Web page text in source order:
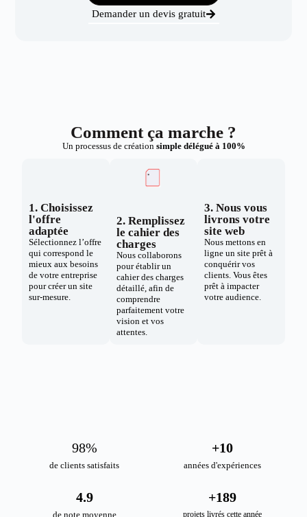
Demander un devis gratuit
Comment ça marche ?
Un processus de création simple délégué à 100%
1. Choisissez
l'offre
adaptée
Sélectionnez l’offre
qui correspond le
mieux aux besoins
de votre entreprise
pour créer un site
sur-mesure.
2. Remplissez
le cahier des
charges
Nous collaborons
pour établir un
cahier des charges
détaillé, afin de
comprendre
parfaitement votre
vision et vos
attentes.
3. Nous vous
livrons votre
site web
Nous mettons en
ligne un site prêt à
conquérir vos
clients. Vous êtes
prêt à impacter
votre audience.
de clients satisfaits
98%
années d'expériences
+10
de note moyenne
4.9
projets livrés cette année
+189